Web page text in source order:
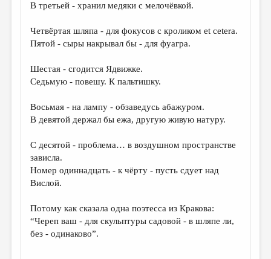
ИЗБРАННОЕ
ДАЙДЖЕСТ
ПЕРЕВОДЫ
ДЕТСКАЯ КОМНАТА
ОБЗОР ЛИТЕРАТУРЫ
СТРАНИЦЫ ПАМЯТИ
КОЛОНКА РЕДАКТОРА
В третьей - хранил медяки с мелочёвкой.
Четвёртая шляпа - для фокусов с кроликом et cetera.
Пятой - сыры накрывал бы - для фуагра.
Шестая - сгодится Ядвижке.
Седьмую - повешу. К пальтишку.
Восьмая - на лампу - обзаведусь абажуром.
В девятой держал бы ежа, другую живую натуру.
С десятой - проблема… в воздушном пространстве
зависла.
Номер одиннадцать - к чёрту - пусть сдует над
Вислой.
Потому как сказала одна поэтесса из Кракова:
“Череп ваш - для скульптуры садовой - в шляпе ли,
без - одинаково”.